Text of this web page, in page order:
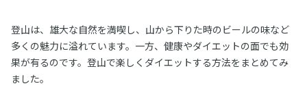
登山は、雄大な自然を満喫し、山から下りた時のビールの味など
多くの魅力に溢れています。一方、健康やダイエットの面でも効
果が有るのです。登山で楽しくダイエットする方法をまとめてみ
ました。